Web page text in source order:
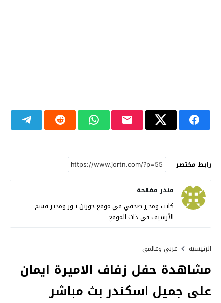
رابط مختصر
منذر مفالحة
كاتب ومحرر صحفي في موقع جورتن نيوز ومدير قسم
الأرشيف في ذات الموقع
الرئيسية عربي وعالمي
مشاهدة حفل زفاف الاميرة ايمان
على جميل اسكندر بث مباشر